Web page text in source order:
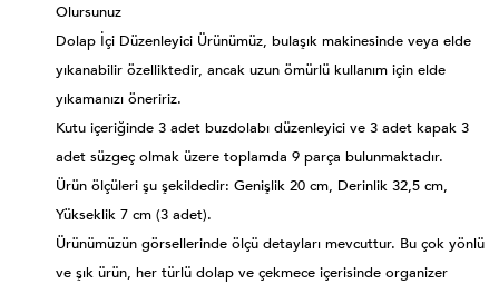
Olursunuz
Dolap İçi Düzenleyici Ürünümüz, bulaşık makinesinde veya elde
yıkanabilir özelliktedir, ancak uzun ömürlü kullanım için elde
yıkamanızı öneririz.
Kutu içeriğinde 3 adet buzdolabı düzenleyici ve 3 adet kapak 3
adet süzgeç olmak üzere toplamda 9 parça bulunmaktadır.
Ürün ölçüleri şu şekildedir: Genişlik 20 cm, Derinlik 32,5 cm,
Yükseklik 7 cm (3 adet).
Ürünümüzün görsellerinde ölçü detayları mevcuttur. Bu çok yönlü
ve şık ürün, her türlü dolap ve çekmece içerisinde organizer